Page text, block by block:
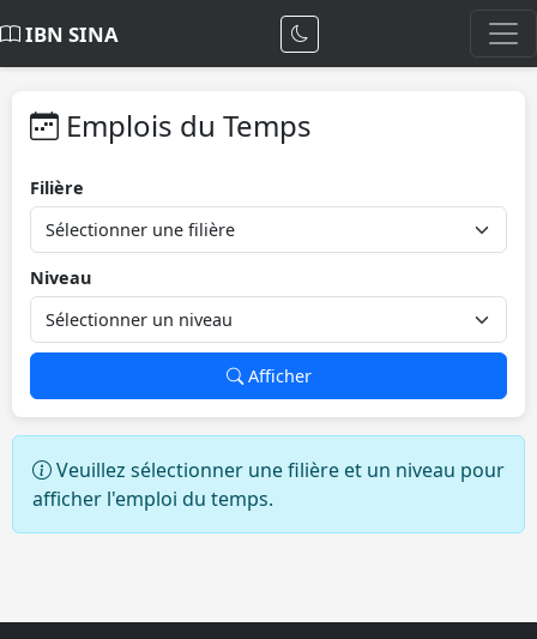
IBN SINA
Emplois du Temps
Filière
Niveau
Afficher
Veuillez sélectionner une filière et un niveau pour
afficher l'emploi du temps.